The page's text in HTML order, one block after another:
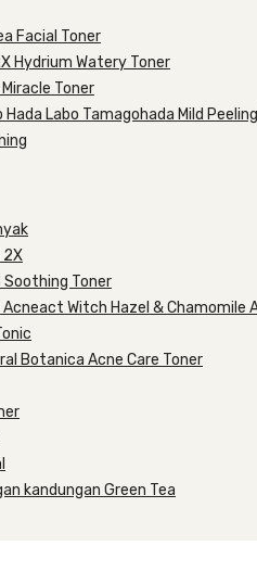
Facial Toner
Hydrium Watery Toner
Toner
Labo Tamagohada Mild
2X
Soothing Toner
Witch Hazel & Chamomile
Botanica Acne Care Toner
kandungan Green Tea